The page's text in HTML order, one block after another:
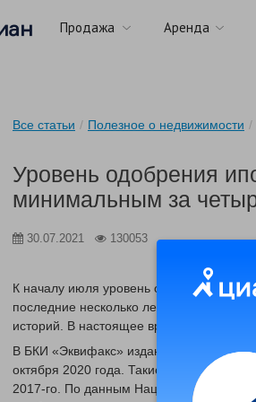
Продажа Аренда
Все статьи / Полезное о недвижимости /
Уровень одобрения
минимальным за
30.07.2021 130053
К началу июля уровень одобрения
последние несколько лет, пишет
историй. В настоящее время
В БКИ «Эквифакс» изданию рассказали,
октября 2020 года. Такие низкие
2017-го. По данным Национального